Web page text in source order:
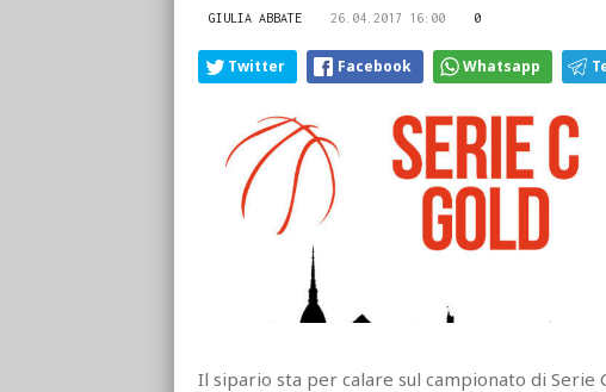
GIULIA ABBATE 26.04.2017 16:00 0
Twitter Facebook Whatsapp
Il sipario sta per calare sul campionato di Serie